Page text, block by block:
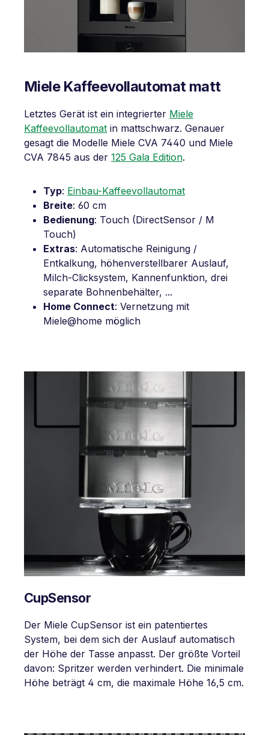
Miele Kaffeevollautomat matt
Letztes Gerät ist ein integrierter Miele
Kaffeevollautomat in mattschwarz. Genauer
gesagt die Modelle Miele CVA 7440 und Miele
CVA 7845 aus der 125 Gala Edition.
Typ: Einbau-Kaffeevollautomat
Breite: 60 cm
Bedienung: Touch (DirectSensor / M
Touch)
Extras: Automatische Reinigung /
Entkalkung, höhenverstellbarer Auslauf,
Milch-Clicksystem, Kannenfunktion, drei
separate Bohnenbehälter, ...
Home Connect: Vernetzung mit
Miele@home möglich
CupSensor
Der Miele CupSensor ist ein patentiertes
System, bei dem sich der Auslauf automatisch
der Höhe der Tasse anpasst. Der größte Vorteil
davon: Spritzer werden verhindert. Die minimale
Höhe beträgt 4 cm, die maximale Höhe 16,5 cm.